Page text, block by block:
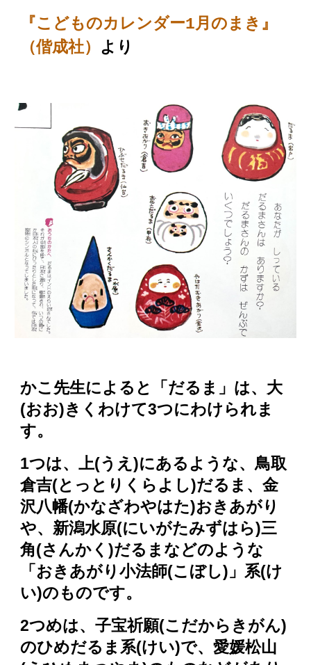
『こどものカレンダー1月のまき』
（偕成社） より
かこ先生によると「だるま」は、大
(おお)きくわけて3つにわけられま
す。
1つは、上(うえ)にあるような、鳥取
倉吉(とっとりくらよし)だるま、金
沢八幡(かなざわやはた)おきあがり
や、新潟水原(にいがたみずはら)三
角(さんかく)だるまなどのような
「おきあがり小法師(こぼし)」系(け
い)のものです。
2つめは、子宝祈願(こだからきがん)
のひめだるま系(けい)で、愛媛松山